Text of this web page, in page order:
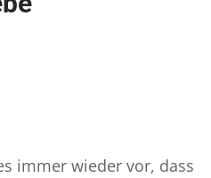
immer wieder vor, dass